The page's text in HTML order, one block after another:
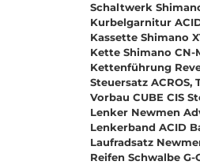
Schaltwerk Shimano
Kurbelgarnitur
Kassette Shimano
Kette Shimano CN-
Kettenführung
Steuersatz ACROS,
Vorbau CUBE CIS
Lenker Newmen
Lenkerband ACID
Laufradsatz
Reifen Schwalbe G-